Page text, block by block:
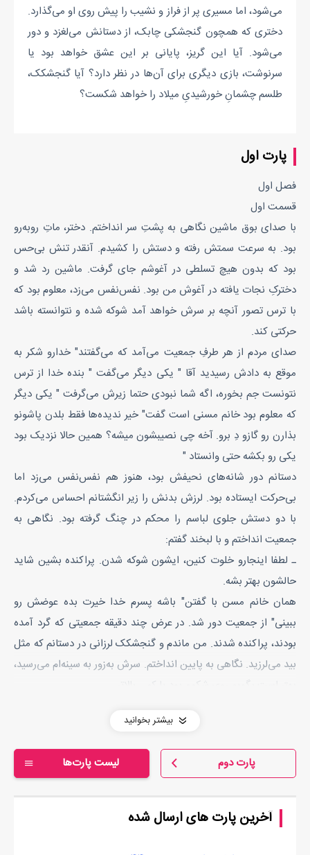
می‌شود، اما مسیری پر از فراز و نشیب را پیش روی او می‌گذارد.
دختری که همچون گنجشکی چابک، از دستانش می‌لغزد و دور
می‌شود. آیا این گریز، پایانی بر این عشق خواهد بود یا
سرنوشت، بازی دیگری برای آن‌ها در نظر دارد؟ آیا گنجشکک،
طلسم چشمانِ خورشیدیِ میلاد را خواهد شکست؟
پارت اول
فصل اول
قسمت اول
با صدای بوق ماشین نگاهی به پشتِ سر انداختم. دختر، ماتِ رو‌به‌رو
بود. به سرعت سمتش رفته و دستش را کشیدم. آنقدر تنش بی‌حس
بود که بدون هیچ تسلطی در آغوشم جای گرفت. ماشین رد شد و
دخترکِ نجات یافته در آغوش من بود. نفس‌نفس می‌زد، معلوم بود که
با ترس تصور آنچه بر سرش خواهد آمد شوکه شده و نتوانسته باشد
حرکتی کند.
صدای مردم از هر طرفِ جمعیت می‌آمد که می‌گفتند" خدارو شکر به
موقع به دادش رسیدید آقا " یکی دیگر می‌گفت " بنده خدا از ترس
نتونست جم بخوره، اگه شما نبودی حتما زیرش می‌گرفت " یکی دیگر
که معلوم بود خانم مسنی است گفت" خیر ندیده‌ها فقط بلدن پاشونو
بذارن رو گازو دِ برو. آخه چی نصیبشون میشه؟ همین حالا نزدیک بود
یکی رو بکشه حتی وانستاد "
دستانم دور شانه‌های نحیفش بود‌، هنوز هم نفس‌نفس می‌زد اما
بی‌حرکت ایستاده بود. لرزش بدنش را زیر انگشتانم احساس می‌کردم.
با دو دستش جلوی لباسم را محکم در چنگ گرفته بود. نگاهی به
جمعیت انداختم و با لبخند گفتم:
ـ لطفا اینجارو خلوت کنین، ایشون شوکه شدن. پراکنده بشین شاید
حالشون بهتر بشه.
همان خانم مسن با گفتن" باشه پسرم خدا خیرت بده عوضش رو
ببینی" از جمعیت دور شد. در عرض چند دقیقه جمعیتی که گرد آمده
بودند، پراکنده شدند. من ماندم و گنجشکک لرزانی در دستانم که مثل
بید می‌لرزید. نگاهی به پایین انداختم. سرش به‌زور به سینه‌ام می‌رسید،
بالا آورده بود تا بتواند مرا ببیند. از چیزی که می‌دیدم شوکه شدم. فکر
می‌کردم دختری راهنمایی یا دبیرستانی است. او را چند باری در
دانشگاه دیده بودم. دختری که اغلب پسرهای دانشکده از او صحبت
شیطنت از سر و رویش می‌بارید. با همه رابطه خوبی داشت حتی
پسرها، اما با رعایت حفظ حریم با آنها در ارتباط بود. مثل یک دوست
یا به قول خودش "خواهر" برایشان بود. شنیده بودم به تازگی باعث
بیشتر بخوانید
لیست پارت‌ها پارت دوم
آخرین پارت های ارسال شده